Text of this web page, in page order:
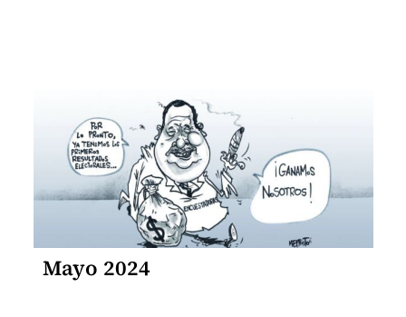
Mayo 2024